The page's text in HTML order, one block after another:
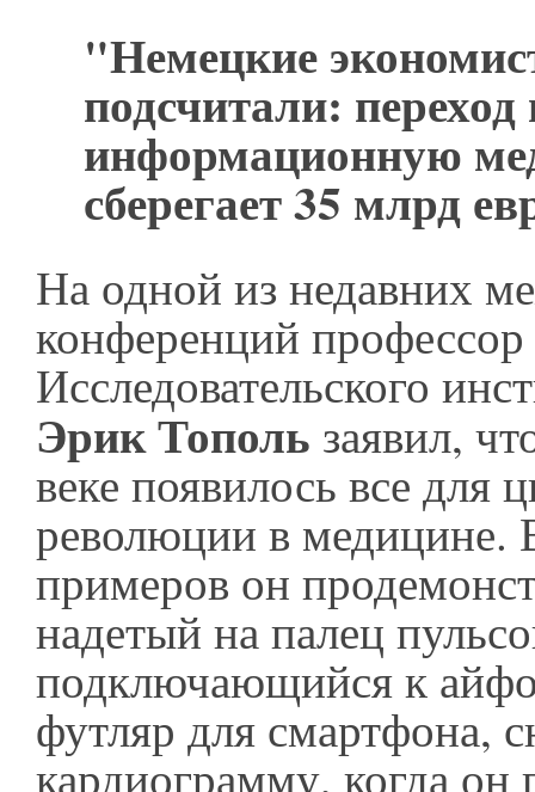
"Немецкие
подсчитали: переход
информационную
сберегает 35 млрд
На одной из недавних
конференций профессор
Исследовательского
Эрик Тополь заявил,
веке появилось все для
революции в медицине.
примеров он
надетый на палец
подключающийся к
футляр для смартфона,
кардиограмму, когда он